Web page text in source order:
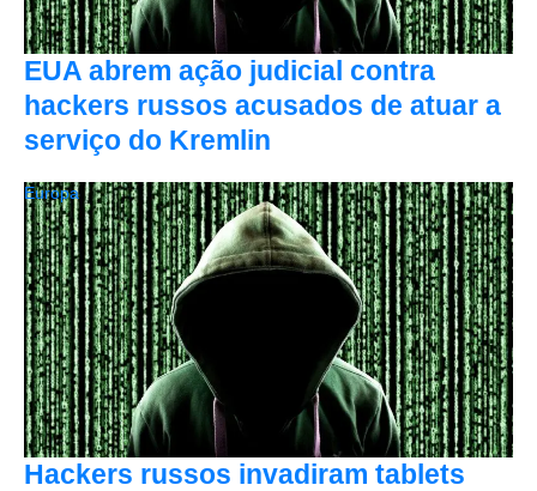
EUA abrem ação judicial contra
hackers russos acusados de atuar a
serviço do Kremlin
Hackers russos invadiram tablets
Europa